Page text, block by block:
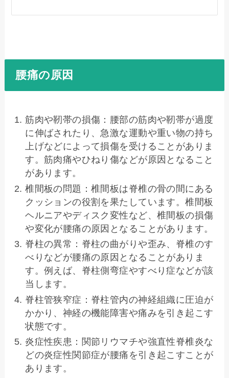
腰痛の原因
筋肉や靭帯の損傷：腰部の筋肉や靭帯が過度
に伸ばされたり、急激な運動や重い物の持ち
上げなどによって損傷を受けることがありま
す。筋肉痛やひねり傷などが原因となること
があります。
椎間板の問題：椎間板は脊椎の骨の間にある
クッションの役割を果たしています。椎間板
ヘルニアやディスク変性など、椎間板の損傷
や変化が腰痛の原因となることがあります。
脊柱の異常：脊柱の曲がりや歪み、脊椎のす
べりなどが腰痛の原因となることがありま
す。例えば、脊柱側弯症やすべり症などが該
当します。
脊柱管狭窄症：脊柱管内の神経組織に圧迫が
かかり、神経の機能障害や痛みを引き起こす
状態です。
炎症性疾患：関節リウマチや強直性脊椎炎な
どの炎症性関節症が腰痛を引き起こすことが
あります。